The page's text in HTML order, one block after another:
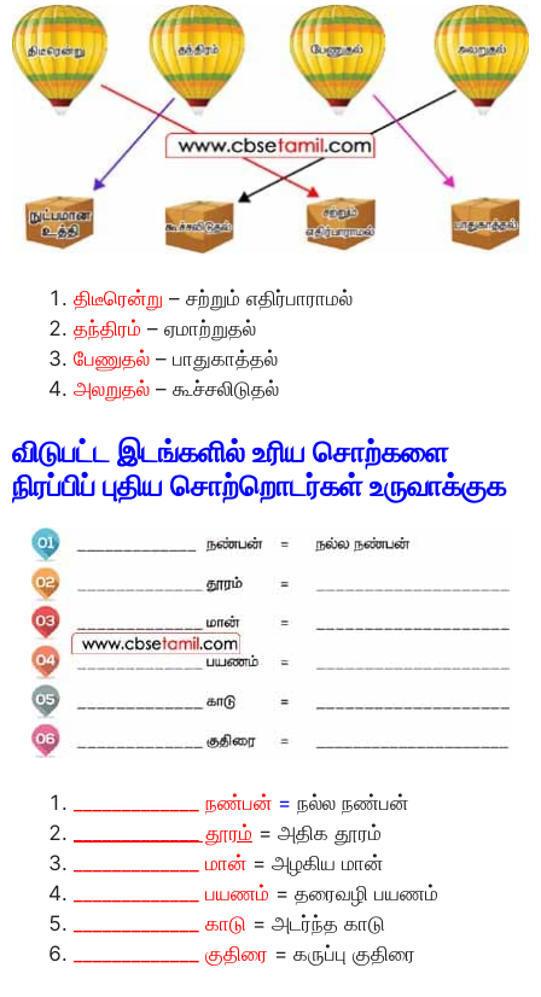
திடீரென்று – சற்றும் எதிர்பாராமல்
தந்திரம் – ஏமாற்றுதல்
பேணுதல் – பாதுகாத்தல்
அலறுதல் – கூச்சலிடுதல்
விடுபட்ட இடங்களில் உரிய சொற்களை
நிரப்பிப் புதிய சொற்றொடர்கள் உருவாக்குக
_____________ நண்பன் = நல்ல நண்பன்
_____________ தூரம் = அதிக தூரம்
_____________ மான் = அழகிய மான்
_____________ பயணம் = தரைவழி பயணம்
_____________ காடு = அடர்ந்த காடு
_____________ குதிரை = கருப்பு குதிரை